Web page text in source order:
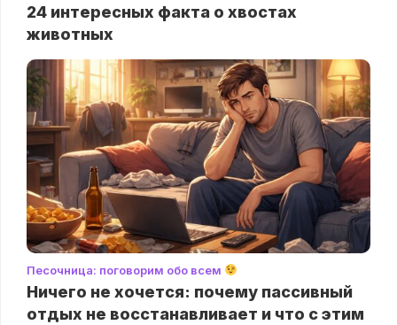
24 интересных факта о хвостах
животных
Песочница: поговорим обо всем
Ничего не хочется: почему пассивный
отдых не восстанавливает и что с этим